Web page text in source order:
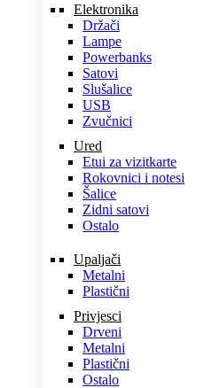
Elektronika
Držači
Lampe
Powerbanks
Satovi
Slušalice
USB
Zvučnici
Ured
Etui za vizitkarte
Rokovnici i notesi
Šalice
Zidni satovi
Ostalo
Upaljači
Metalni
Plastični
Privjesci
Drveni
Metalni
Plastični
Ostalo